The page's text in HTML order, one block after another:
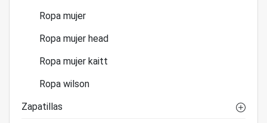
Ropa mujer
Ropa mujer head
Ropa mujer kaitt
Ropa wilson
Zapatillas